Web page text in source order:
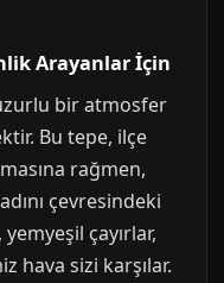
Arayanlar İçin
bir atmosfer
Bu tepe, ilçe
rağmen,
çevresindeki
çayırlar,
hava sizi karşılar.